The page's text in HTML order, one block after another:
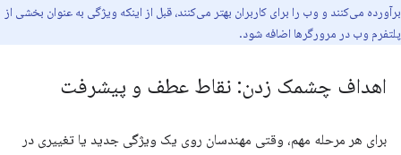
برآورده می‌کنند و وب را برای کاربران بهتر می‌کنند، قبل از اینکه ویژگی به عنوان بخشی از
پلتفرم وب در مرورگرها اضافه شود.
اهداف چشمک زدن: نقاط عطف و پیشرفت
برای هر مرحله مهم، وقتی مهندسان روی یک ویژگی جدید یا تغییری در